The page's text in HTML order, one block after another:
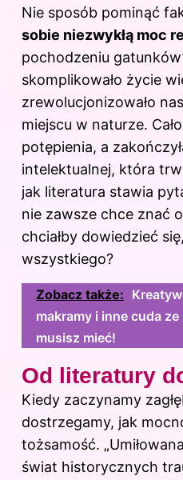
Nie sposób pominąć
sobie niezwykłą moc
pochodzeniu
skomplikowało życie
zrewolucjonizowało
miejscu w naturze.
potępienia, a
intelektualnej, która
jak literatura stawia
nie zawsze chce znać
chciałby dowiedzieć
wszystkiego?
Zobacz także:
makramy i inne cuda
musisz mieć!
Od literatury
Kiedy zaczynamy
dostrzegamy, jak
tożsamość.
świat historycznych